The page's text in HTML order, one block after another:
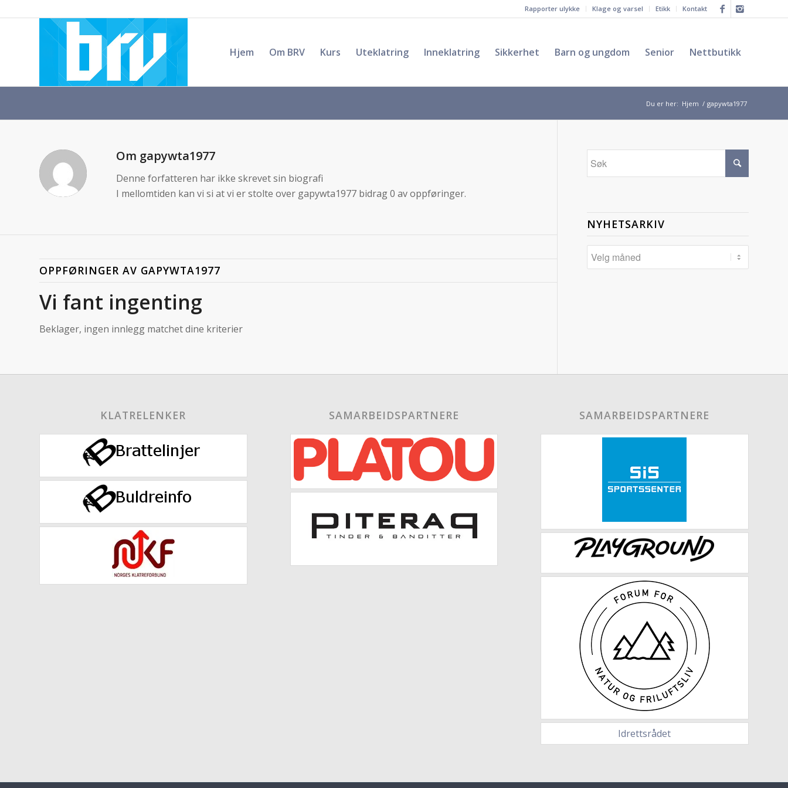
Rapporter ulykke Klage og varsel Etikk Kontakt
Hjem Om BRV Kurs Uteklatring Inneklatring Sikkerhet Barn og ungdom Senior Nettbutikk
Du er her: Hjem / gapywta1977
Om gapywta1977
Denne forfatteren har ikke skrevet sin biografi
I mellomtiden kan vi si at vi er stolte over gapywta1977 bidrag 0 av oppføringer.
OPPFØRINGER AV GAPYWTA1977
Vi fant ingenting
Beklager, ingen innlegg matchet dine kriterier
NYHETSARKIV
KLATRELENKER SAMARBEIDSPARTNERE SAMARBEIDSPARTNERE
Idrettsrådet